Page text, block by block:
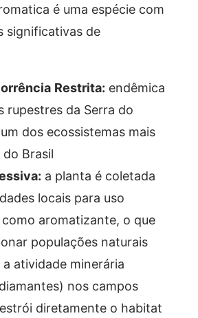
é uma espécie com
significativas de
Restrita: endêmica
rupestres da Serra do
dos ecossistemas mais
Brasil
a planta é coletada
locais para uso
aromatizante, o que
populações naturais
a atividade minerária
nos campos
diretamente o habitat